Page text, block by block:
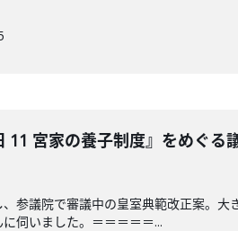
11 宮家の養子制度』をめぐ
参議院で審議中の皇室典範改正案。
伺いました。＝＝＝＝＝...